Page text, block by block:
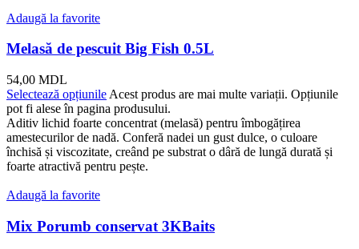
Adaugă la favorite
Melasă de pescuit Big Fish 0.5L
54,00 MDL
Selectează opțiunile Acest produs are mai multe variații. Opțiunile
pot fi alese în pagina produsului.
Aditiv lichid foarte concentrat (melasă) pentru îmbogățirea
amestecurilor de nadă. Conferă nadei un gust dulce, o culoare
închisă și viscozitate, creând pe substrat o dâră de lungă durată și
foarte atractivă pentru pește.
Adaugă la favorite
Mix Porumb conservat 3KBaits